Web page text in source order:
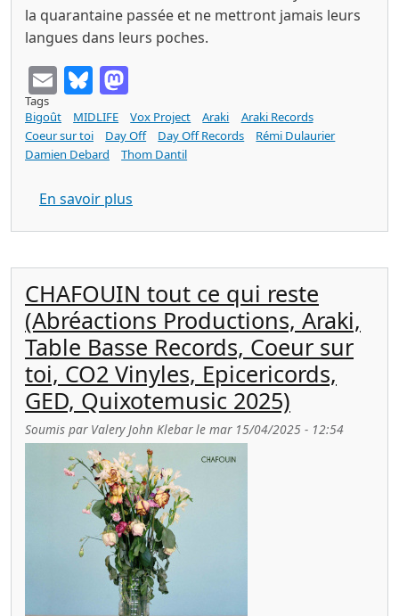
la quarantaine passée et ne mettront jamais leurs
langues dans leurs poches.
EmailBluesky
Tags
Bigoût
MIDLIFE Vox Project Araki
Araki Records
Coeur sur toi
Day Off Day Off Records
Rémi Dulaurier
Damien Debard
Thom Dantil
En savoir plus
CHAFOUIN tout ce qui reste
(Abréactions Productions, Araki,
Table Basse Records, Coeur sur
toi, CO2 Vinyles, Epicericords,
GED, Quixotemusic 2025)
Soumis par Valery John Klebarle mar 15/04/2025 - 12:54